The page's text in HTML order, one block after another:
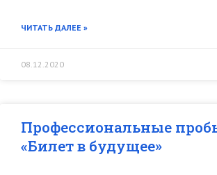
ЧИТАТЬ ДАЛЕЕ »
08.12.2020
Профессиональные
«Билет в будущее»